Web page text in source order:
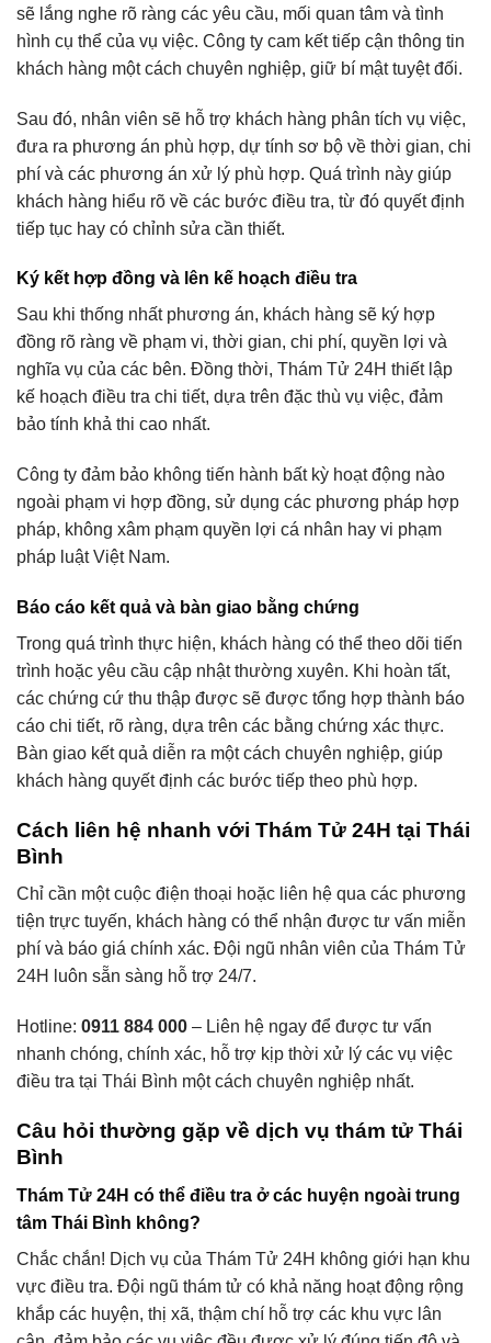
sẽ lắng nghe rõ ràng các yêu cầu, mối quan tâm và tình
hình cụ thể của vụ việc. Công ty cam kết tiếp cận thông tin
khách hàng một cách chuyên nghiệp, giữ bí mật tuyệt đối.
Sau đó, nhân viên sẽ hỗ trợ khách hàng phân tích vụ việc,
đưa ra phương án phù hợp, dự tính sơ bộ về thời gian, chi
phí và các phương án xử lý phù hợp. Quá trình này giúp
khách hàng hiểu rõ về các bước điều tra, từ đó quyết định
tiếp tục hay có chỉnh sửa cần thiết.
Ký kết hợp đồng và lên kế hoạch điều tra
Sau khi thống nhất phương án, khách hàng sẽ ký hợp
đồng rõ ràng về phạm vi, thời gian, chi phí, quyền lợi và
nghĩa vụ của các bên. Đồng thời, Thám Tử 24H thiết lập
kế hoạch điều tra chi tiết, dựa trên đặc thù vụ việc, đảm
bảo tính khả thi cao nhất.
Công ty đảm bảo không tiến hành bất kỳ hoạt động nào
ngoài phạm vi hợp đồng, sử dụng các phương pháp hợp
pháp, không xâm phạm quyền lợi cá nhân hay vi phạm
pháp luật Việt Nam.
Báo cáo kết quả và bàn giao bằng chứng
Trong quá trình thực hiện, khách hàng có thể theo dõi tiến
trình hoặc yêu cầu cập nhật thường xuyên. Khi hoàn tất,
các chứng cứ thu thập được sẽ được tổng hợp thành báo
cáo chi tiết, rõ ràng, dựa trên các bằng chứng xác thực.
Bàn giao kết quả diễn ra một cách chuyên nghiệp, giúp
khách hàng quyết định các bước tiếp theo phù hợp.
Cách liên hệ nhanh với Thám Tử 24H tại Thái
Bình
Chỉ cần một cuộc điện thoại hoặc liên hệ qua các phương
tiện trực tuyến, khách hàng có thể nhận được tư vấn miễn
phí và báo giá chính xác. Đội ngũ nhân viên của Thám Tử
24H luôn sẵn sàng hỗ trợ 24/7.
Hotline: 0911 884 000 – Liên hệ ngay để được tư vấn
nhanh chóng, chính xác, hỗ trợ kịp thời xử lý các vụ việc
điều tra tại Thái Bình một cách chuyên nghiệp nhất.
Câu hỏi thường gặp về dịch vụ thám tử Thái
Bình
Thám Tử 24H có thể điều tra ở các huyện ngoài trung
tâm Thái Bình không?
Chắc chắn! Dịch vụ của Thám Tử 24H không giới hạn khu
vực điều tra. Đội ngũ thám tử có khả năng hoạt động rộng
khắp các huyện, thị xã, thậm chí hỗ trợ các khu vực lân